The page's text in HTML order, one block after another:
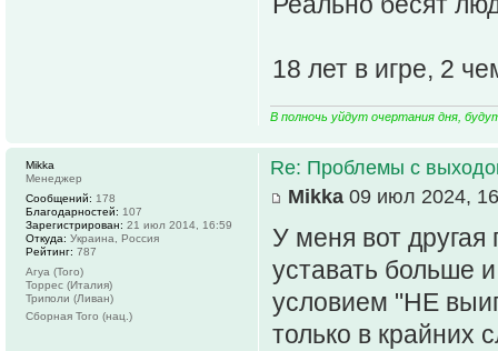
18 лет в игре, 2
В полночь уйдут очертания дня,
Re: Проблемы с
Mikka 09 июл 2024,
У меня вот
уставать больше
условием "НЕ
только в крайних
Mikka
Менеджер
Сообщений: 178
Благодарностей: 107
Зарегистрирован: 21 июл 2014, 16:59
Откуда: Украина, Россия
Рейтинг: 787
Агуа (Того)
Торрес (Италия)
Триполи (Ливан)
Сборная Того (нац.)